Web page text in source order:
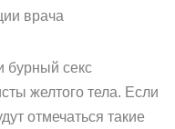
врача
бурный секс
желтого тела. Если
отмечаться такие